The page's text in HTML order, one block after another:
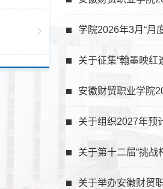
学院2026年3月“月
关于征集“翰墨映
安徽财贸职业学院
关于组织2027年预
关于第十二届“挑战
关于举办安徽财贸